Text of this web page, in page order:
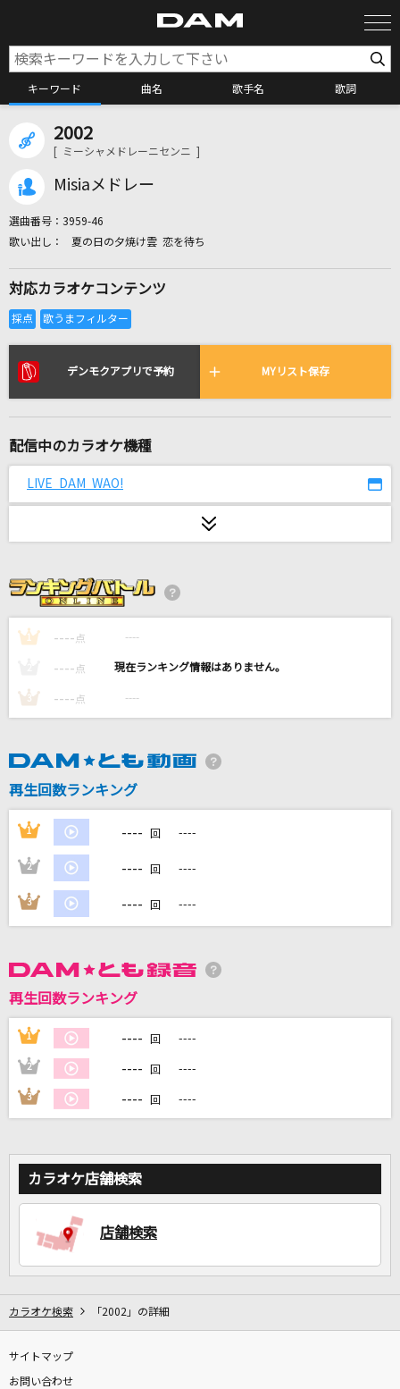
キーワード 曲名 歌手名 歌詞
リアルタイムで歌われている曲の一覧
ロメオ
Myself
僕らの音
Mr.Children
JUJU
ファンキー加藤
キミ記念日 ～生まれて来てくれてアリガトウ。
～
ソナーポケット(Sonar Pocket)
BEYOND THE TIME
TM NETWORK(TMN)
[生音]ベテルギウス
優里
[生音]左右盲
ヨルシカ
もっと見る
DAMの新曲・ランキングなど
2002
[ ミーシャメドレーニセンニ ]
Misiaメドレー
選曲番号： 3959-46
夏の日の夕焼け雲 恋を待ち
対応カラオケコンテンツ
デンモクアプリで予約 MYリスト保存
配信中のカラオケ機種
LIVE DAM WAO!
1 ---- 点 ----
---- 点 ----
3 ---- 点 ----
再生回数ランキング
1 ---- 回 ----
2 ---- 回 ----
3 ---- 回 ----
再生回数ランキング
1 ---- 回 ----
2 ---- 回 ----
3 ---- 回 ----
カラオケ店舗検索
店舗検索
カラオケ検索 「2002」の詳細
サイトマップ
お問い合わせ